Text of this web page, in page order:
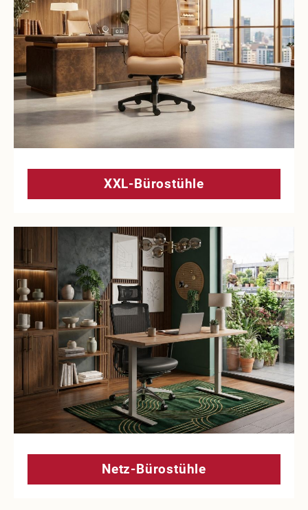
XXL-Bürostühle
Netz-Bürostühle